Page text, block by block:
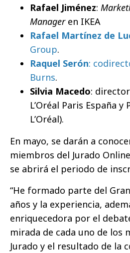
Rafael Jiménez:
Manageren IKEA
Rafael Martínez de
Group.
Raquel Serón:
Burns.
Silvia Macedo:
L’Oréal Paris España
L’Oréal).
En mayo, se darán a
miembros del Jurado
se abrirá el periodo de
“He formado parte del
años y la experiencia,
enriquecedora por el
mirada de cada uno de los
Jurado y el resultado de la